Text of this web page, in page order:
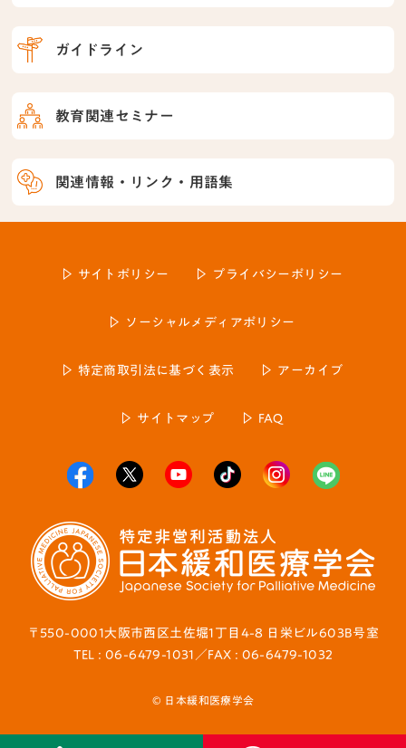
ガイドライン
教育関連セミナー
関連情報・リンク・用語集
〒550-0001大阪市西区土佐堀1丁目4-8 日栄ビル603B号室
TEL : 06-6479-1031／FAX : 06-6479-1032
サイトポリシー プライバシーポリシー
ソーシャルメディアポリシー
特定商取引法に基づく表示 アーカイブ
サイトマップ FAQ
© 日本緩和医療学会